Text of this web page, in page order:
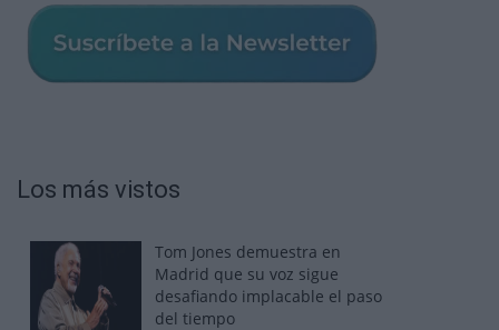
Los más vistos
Tom Jones demuestra en
Madrid que su voz sigue
desafiando implacable el paso
del tiempo